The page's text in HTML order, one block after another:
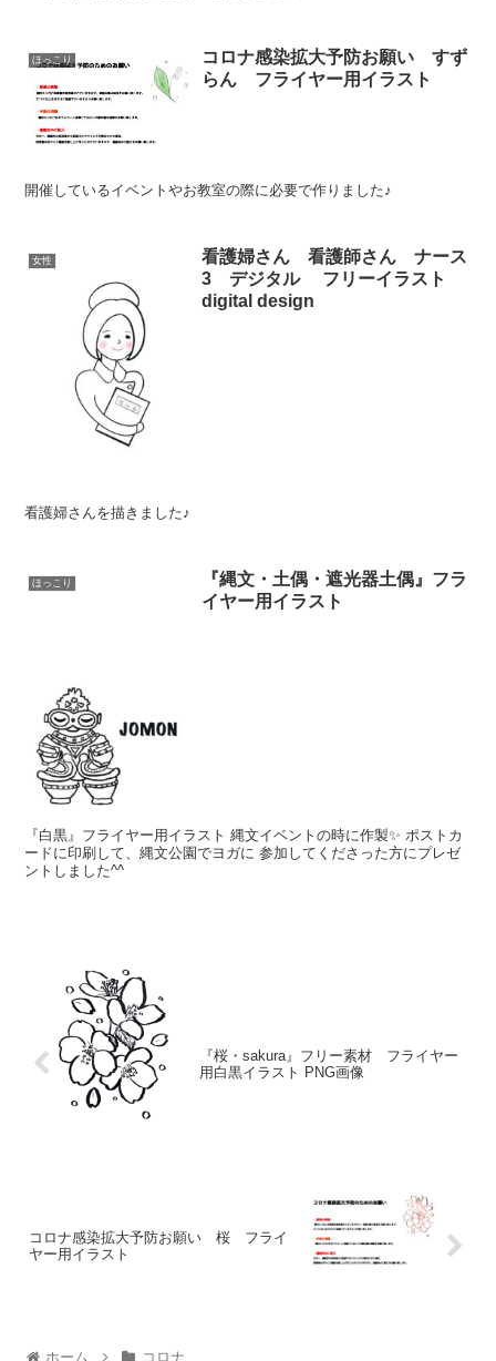
ほっこり
コロナ感染拡大予防お願い すず
らん フライヤー用イラスト
開催しているイベントやお教室の際に必要で作りました♪
女性
看護婦さん 看護師さん ナース
3 デジタル フリーイラスト
digital design
看護婦さんを描きました♪
ほっこり
『縄文・土偶・遮光器土偶』フラ
イヤー用イラスト
『白黒』フライヤー用イラスト 縄文イベントの時に作製✨ ポストカ
ードに印刷して、縄文公園でヨガに 参加してくださった方にプレゼ
ントしました^^
『桜・sakura』フリー素材 フライヤー
用白黒イラスト PNG画像
コロナ感染拡大予防お願い 桜 フライ
ヤー用イラスト
ホーム コロナ